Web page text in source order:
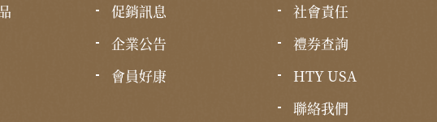
促銷訊息
企業公告
會員好康
社會責任
禮券查詢
HTY USA
聯絡我們